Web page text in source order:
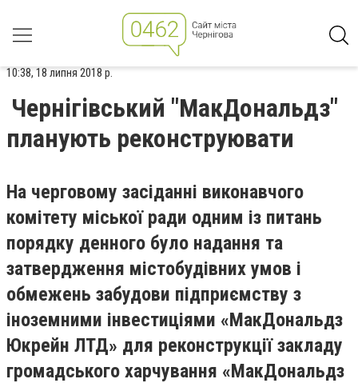
10:38, 18 липня 2018 р.
Чернігівський "МакДональдз"
планують реконструювати
На черговому засіданні виконавчого
комітету міської ради одним із питань
порядку денного було надання та
затвердження містобудівних умов і
обмежень забудови підприємству з
іноземними інвестиціями «МакДональдз
Юкрейн ЛТД» для реконструкції закладу
громадського харчування «МакДональдз